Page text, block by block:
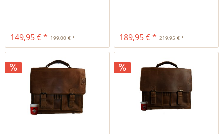
199,00 € *
149,95 € * 219,95 € *
189,95 € *